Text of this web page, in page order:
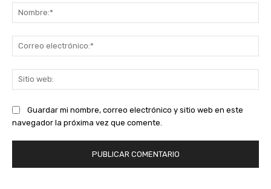
Guardar mi nombre, correo electrónico y sitio web en este
navegador la próxima vez que comente.